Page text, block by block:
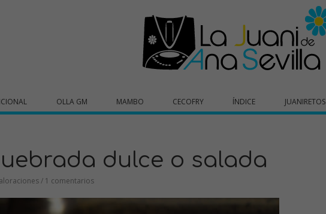
OLLA GM MAMBO CECOFRY ÍNDICE JUANIRETOS
dulce o salada
/ 1 comentarios